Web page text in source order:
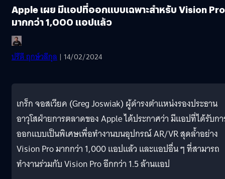
Apple เผย มีแอปที่ออกแบบเฉพาะสำหรับ Vision Pro
มากกว่า 1,000 แอปแล้ว
ปรีดี ฤกษ์วลีกุล | 14/02/2024
เกร็ก จอสเวียค (Greg Joswiak) ผู้ดำรงตำแหน่งรองประธาน
อาวุโสฝ่ายการตลาดของ Apple ได้ประกาศว่า มีแอปที่ได้รับก
ออกแบบเป็นพิเศษเพื่อทำงานบนอุปกรณ์ AR/VR สุดล้ำอย่าง
Vision Pro มากกว่า 1,000 แอปแล้ว และแอปอื่น ๆ ที่สามารถ
ทำงานร่วมกับ Vision Pro อีกกว่า 1.5 ล้านแอป